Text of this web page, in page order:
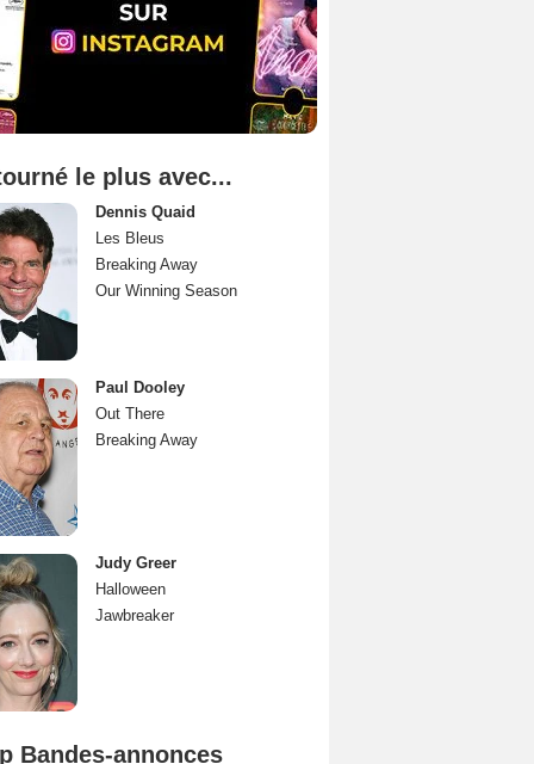
le plus avec...
Dennis Quaid
Les Bleus
Breaking Away
Our Winning Season
Paul Dooley
Out There
Breaking Away
Judy Greer
Halloween
Jawbreaker
Bandes-annonces